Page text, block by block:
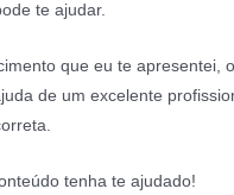
te ajudar.
que eu te apresentei,
de um excelente
tenha te ajudado!